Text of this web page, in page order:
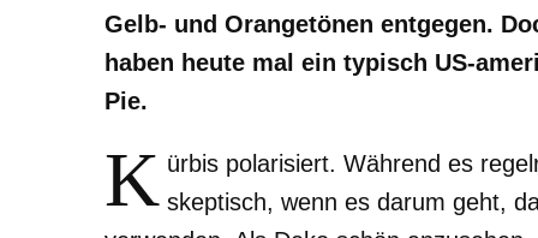
Gelb- und Orangetönen entgegen.
haben heute mal ein typisch US-
Pie.
K ürbis polarisiert. Während es
skeptisch, wenn es darum geht,